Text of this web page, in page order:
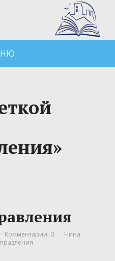
Комментарии: 0
Нина